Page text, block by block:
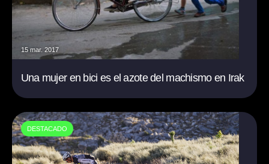
15 mar. 2017
Una mujer en bici es el azote del machismo en Irak
DESTACADO